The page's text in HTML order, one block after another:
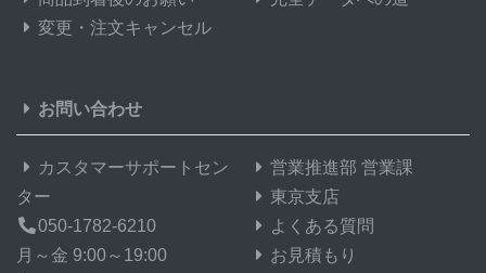
変更・注文キャンセル
お問い合わせ
カスタマーサポートセン
ター
050-1782-6210
月～金 9:00～19:00
営業推進部 営業課
東京支店
よくある質問
お見積もり